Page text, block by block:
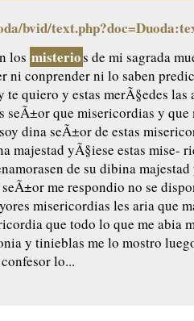
bvid/
los misterios de mi sagrada
ni conprender ni lo saben
quiero y estas merÃ§edes las
seÃ±or que misericordias y que
dina seÃ±or de estas
majestad yÃ§iese estas mise-
de su dibina
me respondio no se
misericordias les aria que
que todo lo que me abia
y tinieblas me lo mostro
lo...